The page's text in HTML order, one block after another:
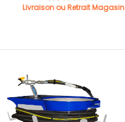
Livraison ou Retrait Magasin